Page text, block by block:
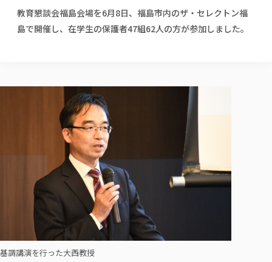
校歌の歴史
校章・マーク・カラー
教職員募集
役員・評議員一覧
キャンパス案内
カリキュラム編成ガイドライン
本学のシラバスについて
大学広報誌「TFU Newsletter 東北福祉大学通信」
初年次教育（リエゾンゼミⅠ）について
リエゾンゼミ・ナビ（テキスト等）
お役立ち情報（リンク集）
放射線モニタリング測定結果（国見キャンパス）
寄附行為
学校教育法施行規則第172条の2に基づく情報公開
教職課程における情報の公表
学部・学科等設置計画履行状況報告書
情報公開規程
教育学科
健康科学部
健康科学部
医療経営管理学科
仏教専修科
総合福祉学研究科 社会福祉学専攻 修士課程
総合福祉学研究科 社会福祉学専攻 博士課程
総合福祉学研究科 福祉心理学専攻 修士課程
教育学研究科 教育学専攻 修士課程
通信教育部
通信教育部
通信制大学院 総合福祉学研究科 社会福祉学専攻 修士課程
通信制大学院 総合福祉学研究科 福祉心理学専攻 修士課程
カリキュラム（学部・大学院）
その他の就学機会
進学相談会
取得可能な資格・免許
進路・就職支援
東北福祉大学のキャリア教育
採用ご担当者様へ
採用ご担当者様へ
センター長の挨拶
求人の受付について
単独学内説明会のご案内
在学生の方
在学生の方
資格取得報奨制度について
東北福祉大学求人・インターンシップ検索サイト（キャリタス
卒業生の方
卒業生の方
卒業後のキャリア支援体制
在学生による訪問、情報提供へのご協力のお願い
卒業生アンケート
よくあるご質問
東北福祉大学のDNA
在学生インタビュー
体育会・運動サークル紹介
大学指定団体紹介
海外留学・研修
外国人在学生
Prospective Students
学生支援センター国際交流の活動
スタッフ紹介
東北福祉大学の研究活動
東北福祉大学の研究活動
東北福祉大学の研究紹介
共同研究等をご検討の皆様へ
東北福祉大学の紀要・リポジトリ
東北福祉大学の紀要・リポジトリ
研究紀要
教職研究
東北福祉大学教育・教職センター特別支援教育研究年報一覧
芹沢銈介美術工芸館年報
産学・産学官連携
産学・産学官連携
「高齢者のフレイル予防及びデジタルデバイド解消に向けた
高齢者施設特化型モジュラー車いす開発
学生参加 × 産学官連携 ～ 「行学一如」の実践
社会貢献・地域連携活動
社会貢献・地域連携活動
社会貢献への取り組み
生涯学習・社会人講座
生涯教育・キャリア教育TOP
生涯学習・社会人講座
月例TFU実学臨床研究セミナー
特別支援教育研究室
TFU教育フォーラム
関連法人
取材について
施設利用
同窓会
教育懇談会福島会場を6月8日、福島市内のザ・セレクトン福
島で開催し、在学生の保護者47組62人の方が参加しました。
基調講演を行った大西教授